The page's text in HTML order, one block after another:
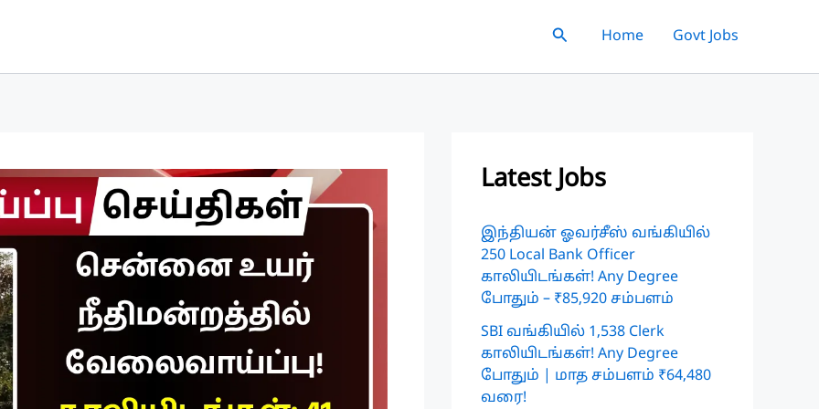
SearchHome Govt Jobs
Latest Jobs
இந்தியன் ஓவர்சீஸ் வங்கியில்
250 Local Bank Officer
காலியிடங்கள்! Any Degree
போதும் – ₹85,920 சம்பளம்
SBI வங்கியில் 1,538 Clerk
காலியிடங்கள்! Any Degree
போதும் | மாத சம்பளம் ₹64,480
வரை!